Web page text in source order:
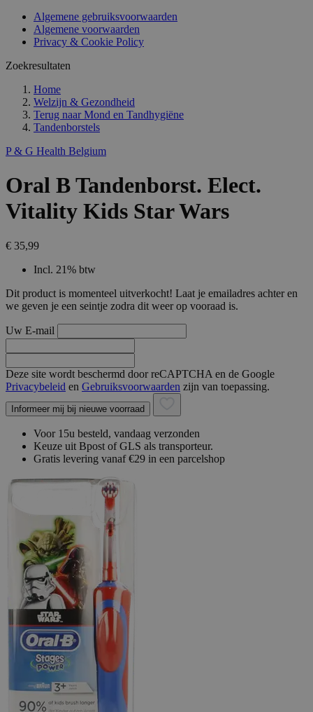
Algemene gebruiksvoorwaarden
Algemene voorwaarden
Privacy & Cookie Policy
Zoekresultaten
Home
Welzijn & Gezondheid
Terug naar Mond en Tandhygiëne
Tandenborstels
P & G Health Belgium
Oral B Tandenborst. Elect.
Vitality Kids Star Wars
€ 35,99
Incl. 21% btw
Dit product is momenteel uitverkocht! Laat je emailadres achter en
we geven je een seintje zodra dit weer op vooraad is.
Uw E-mail
Deze site wordt beschermd door reCAPTCHA en de Google
Privacybeleid en Gebruiksvoorwaarden zijn van toepassing.
Informeer mij bij nieuwe voorraad
Voor 15u besteld, vandaag verzonden
Keuze uit Bpost of GLS als transporteur.
Gratis levering vanaf €29 in een parcelshop